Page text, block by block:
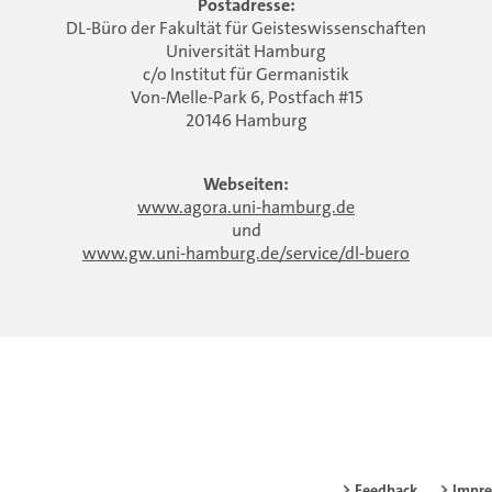
Postadresse:
DL-Büro der Fakultät für Geisteswissenschaften
Universität Hamburg
c/o Institut für Germanistik
Von-Melle-Park 6, Postfach #15
20146 Hamburg
Webseiten:
www.agora.uni-hamburg.de
und
www.gw.uni-hamburg.de/service/dl-buero